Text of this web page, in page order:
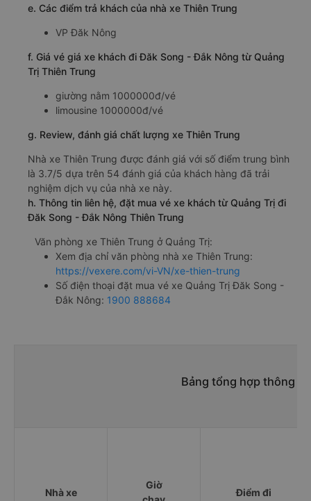
e. Các điểm trả khách của nhà xe Thiên Trung
VP Đăk Nông
f. Giá vé giá xe khách đi Đăk Song - Đắk Nông từ Quảng
Trị Thiên Trung
giường nằm 1000000đ/vé
limousine 1000000đ/vé
g. Review, đánh giá chất lượng xe Thiên Trung
Nhà xe Thiên Trung được đánh giá với số điểm trung bình
là 3.7/5 dựa trên 54 đánh giá của khách hàng đã trải
nghiệm dịch vụ của nhà xe này.
h. Thông tin liên hệ, đặt mua vé xe khách từ Quảng Trị đi
Đăk Song - Đắk Nông Thiên Trung
Văn phòng xe Thiên Trung ở Quảng Trị:
Xem địa chỉ văn phòng nhà xe Thiên Trung:
https://vexere.com/vi-VN/xe-thien-trung
Số điện thoại đặt mua vé xe Quảng Trị Đăk Song -
Đắk Nông: 1900 888684
Bảng tổng hợp thông
Nhà xe
Giờ
Điểm đi